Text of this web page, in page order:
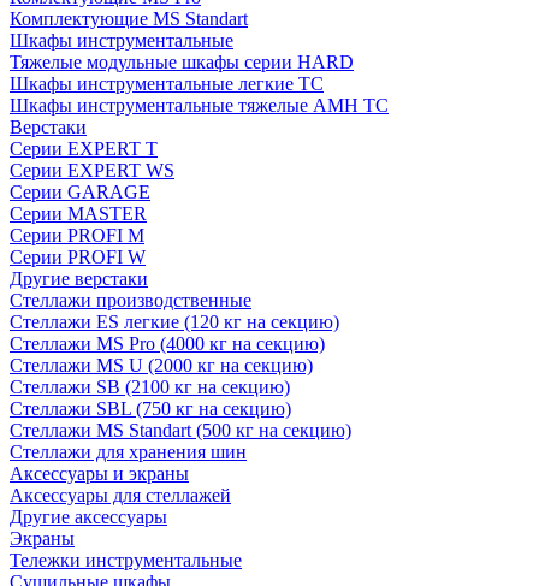
Комплектующие MS Standart
Шкафы инструментальные
Тяжелые модульные шкафы серии HARD
Шкафы инструментальные легкие ТС
Шкафы инструментальные тяжелые AMH TC
Верстаки
Серии EXPERT T
Серии EXPERT WS
Серии GARAGE
Серии MASTER
Серии PROFI M
Серии PROFI W
Другие верстаки
Стеллажи производственные
Стеллажи ES легкие (120 кг на секцию)
Стеллажи MS Pro (4000 кг на секцию)
Стеллажи MS U (2000 кг на секцию)
Стеллажи SB (2100 кг на секцию)
Стеллажи SBL (750 кг на секцию)
Стеллажи MS Standart (500 кг на секцию)
Стеллажи для хранения шин
Аксессуары и экраны
Аксессуары для стеллажей
Другие аксессуары
Экраны
Тележки инструментальные
Сушильные шкафы